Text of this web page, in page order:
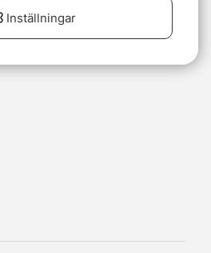
Inställningar